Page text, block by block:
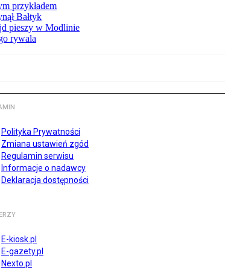
przykładem
Bałtyk
pieszy w Modlinie
rywala
Polityka Prywatności
Zmiana ustawień zgód
Regulamin serwisu
Informacje o nadawcy
Deklaracja dostępności
E-kiosk.pl
E-gazety.pl
Nexto.pl